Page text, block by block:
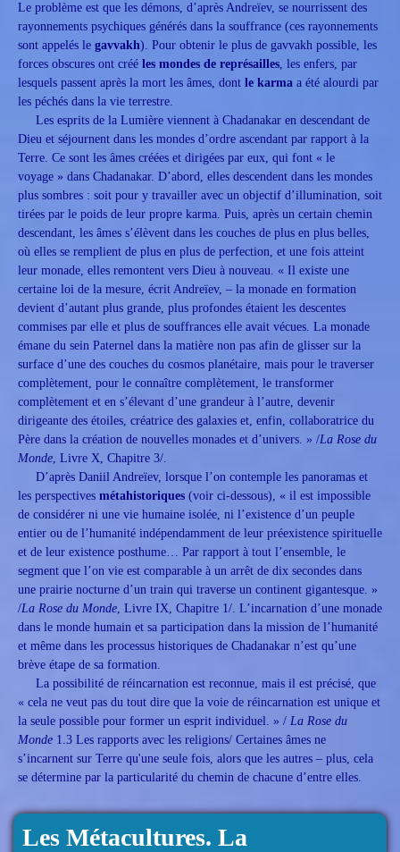
Le problème est que les démons, d’après Andreïev, se nourrissent des
rayonnements psychiques générés dans la souffrance (ces rayonnements
sont appelés le gavvakh). Pour obtenir le plus de gavvakh possible, les
forces obscures ont créé les mondes de représailles, les enfers, par
lesquels passent après la mort les âmes, dont le karma a été alourdi par
les péchés dans la vie terrestre.
Les esprits de la Lumière viennent à Chadanakar en descendant de
Dieu et séjournent dans les mondes d’ordre ascendant par rapport à la
Terre. Ce sont les âmes créées et dirigées par eux, qui font « le
voyage » dans Chadanakar. D’abord, elles descendent dans les mondes
plus sombres : soit pour y travailler avec un objectif d’illumination, soit
tirées par le poids de leur propre karma. Puis, après un certain chemin
descendant, les âmes s’élèvent dans les couches de plus en plus belles,
où elles se remplient de plus en plus de perfection, et une fois atteint
leur monade, elles remontent vers Dieu à nouveau. « Il existe une
certaine loi de la mesure, écrit Andreïev, – la monade en formation
devient d’autant plus grande, plus profondes étaient les descentes
commises par elle et plus de souffrances elle avait vécues. La monade
émane du sein Paternel dans la matière non pas afin de glisser sur la
surface d’une des couches du cosmos planétaire, mais pour le traverser
complètement, pour le connaître complètement, le transformer
complètement et en s’élevant d’une grandeur à l’autre, devenir
dirigeante des étoiles, créatrice des galaxies et, enfin, collaboratrice du
Père dans la création de nouvelles monades et d’univers. » /La Rose du
Monde, Livre X, Chapitre 3/.
D’après Daniil Andreïev, lorsque l’on contemple les panoramas et
les perspectives métahistoriques (voir ci-dessous), « il est impossible
de considérer ni une vie humaine isolée, ni l’existence d’un peuple
entier ou de l’humanité indépendamment de leur préexistence spirituelle
et de leur existence posthume… Par rapport à tout l’ensemble, le
segment que l’on vie est comparable à un arrêt de dix secondes dans
une prairie nocturne d’un train qui traverse un continent gigantesque. »
/La Rose du Monde, Livre IX, Chapitre 1/. L’incarnation d’une monade
dans le monde humain et sa participation dans la mission de l’humanité
et même dans les processus historiques de Chadanakar n’est qu’une
brève étape de sa formation.
La possibilité de réincarnation est reconnue, mais il est précisé, que
« cela ne veut pas du tout dire que la voie de réincarnation est unique et
la seule possible pour former un esprit individuel. » / La Rose du
Monde 1.3 Les rapports avec les religions/ Certaines âmes ne
s’incarnent sur Terre qu'une seule fois, alors que les autres – plus, cela
se détermine par la particularité du chemin de chacune d’entre elles.
Les Métacultures. La